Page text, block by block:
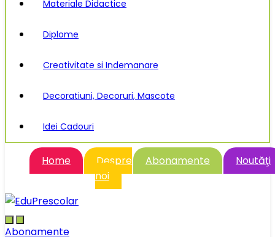
Materiale Didactice
Diplome
Creativitate si Indemanare
Decoratiuni, Decoruri, Mascote
Idei Cadouri
Home
Despre
noi
Abonamente Noutăţi
Abonamente